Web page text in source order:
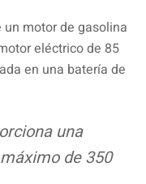
motor de gasolina
eléctrico de 85
en una batería de
una
de 350